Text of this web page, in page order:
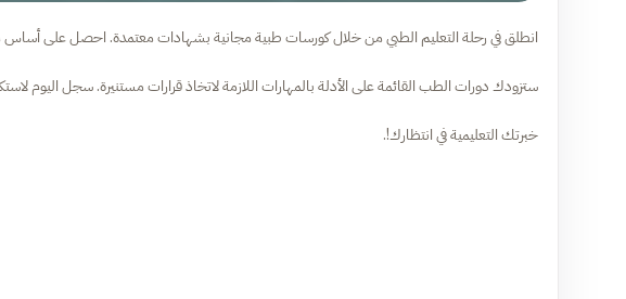
انطلق في رحلة التعليم الطبي من خلال كورسات طبية مجانية بشهادات معتمدة. احصل على أساس
ستزودك دورات الطب القائمة على الأدلة بالمهارات اللازمة لاتخاذ قرارات مستنيرة. سجل اليوم
خبرتك التعليمية في انتظارك!.